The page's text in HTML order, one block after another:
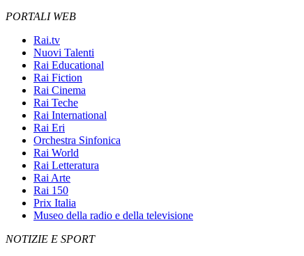
PORTALI WEB
Rai.tv
Nuovi Talenti
Rai Educational
Rai Fiction
Rai Cinema
Rai Teche
Rai International
Rai Eri
Orchestra Sinfonica
Rai World
Rai Letteratura
Rai Arte
Rai 150
Prix Italia
Museo della radio e della televisione
NOTIZIE E SPORT